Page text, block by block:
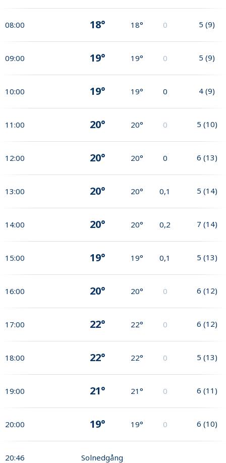
08:00 18° 18° 0 5 (9)
09:00 19° 19° 0 5 (9)
10:00 19° 19° 0 4 (9)
11:00 20° 20° 0 5 (10)
12:00 20° 20° 0 6 (13)
13:00 20° 20° 0,1 5 (14)
14:00 20° 20° 0,2 7 (14)
15:00 19° 19° 0,1 5 (13)
16:00 20° 20° 0 6 (12)
17:00 22° 22° 0 6 (12)
18:00 22° 22° 0 5 (13)
19:00 21° 21° 0 6 (11)
20:00 19° 19° 0 6 (10)
20:46 Solnedgång